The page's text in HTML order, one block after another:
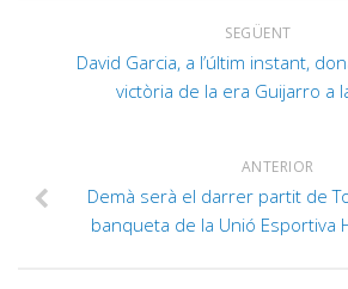
SEGÜENT
David Garcia, a l’últim instant,
victòria de la era Guijarro a
ANTERIOR
Demà serà el darrer partit de
banqueta de la Unió Esportiva